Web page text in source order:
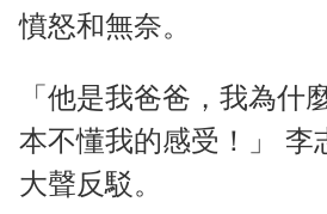
憤怒和無奈。
「他是我爸爸，我為什
本不懂我的感受！」 李
大聲反駁。